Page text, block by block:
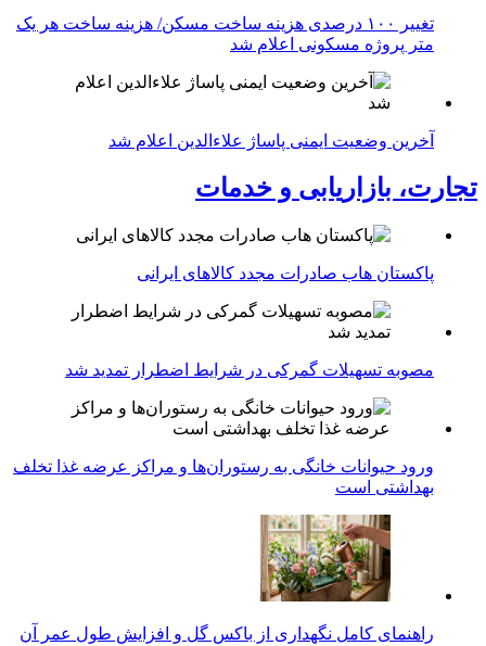
تغییر ۱۰۰ درصدی هزینه ساخت مسکن/ هزینه ساخت هر یک
متر پروژه مسکونی اعلام شد
آخرین وضعیت ایمنی پاساژ علاءالدین اعلام شد
تجارت، بازاریابی و خدمات
پاکستان هاب صادرات مجدد کالاهای ایرانی
مصوبه تسهیلات گمرکی در شرایط اضطرار تمدید شد
ورود حیوانات خانگی به رستوران‌ها و مراکز عرضه غذا تخلف
بهداشتی است
راهنمای کامل نگهداری از باکس گل و افزایش طول عمر آن